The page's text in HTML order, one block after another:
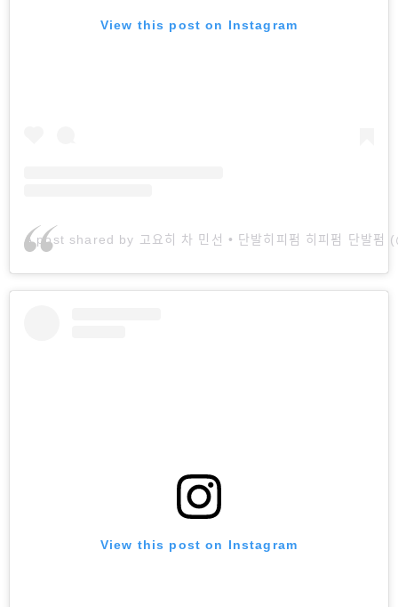
View this post on Instagram
A post shared by 고요히 차 민선 • 단발히피펌 히피펌 단발펌
View this post on Instagram